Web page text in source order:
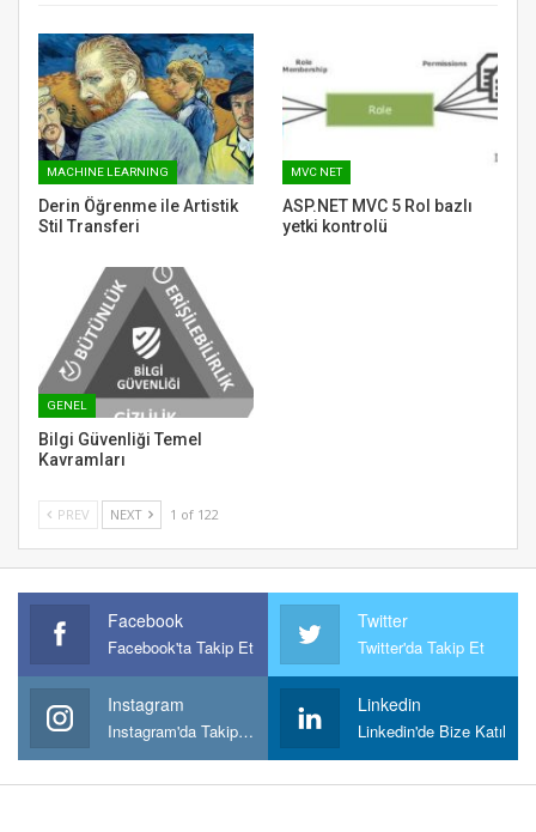
MACHINE LEARNING
Derin Öğrenme ile Artistik
Stil Transferi
MVC NET
ASP.NET MVC 5 Rol bazlı
yetki kontrolü
GENEL
Bilgi Güvenliği Temel
Kavramları
PREV NEXT 1 of 122
Facebook
Facebook'ta Takip Et
Twitter
Twitter'da Takip Et
Instagram
Instagram'da Takipt Et
Linkedin
Linkedin'de Bize Katıl